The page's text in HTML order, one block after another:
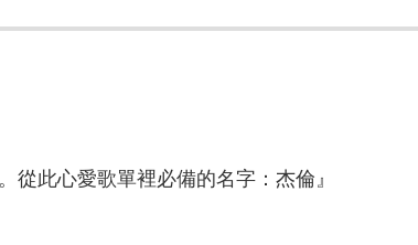
從此心愛歌單裡必備的名字：杰倫』